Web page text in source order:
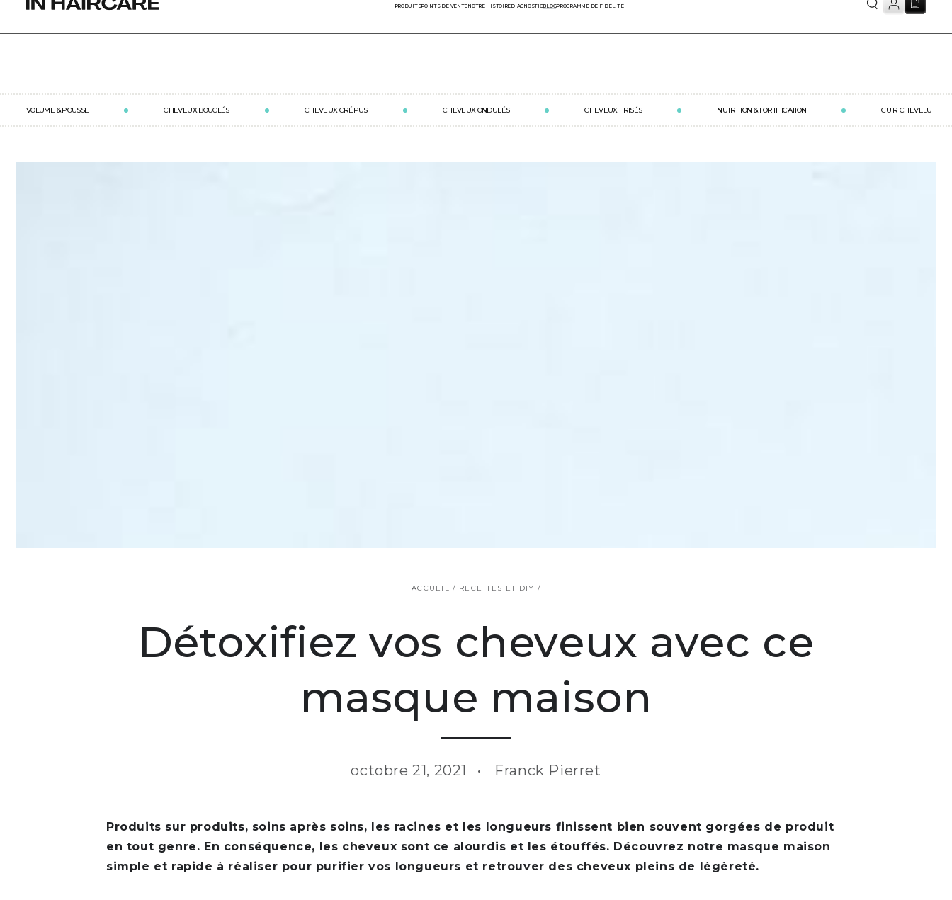
IGNORER LE
PRODUITSPOINTS DE VENTENOTRE HISTOIREDIAGNOSTICBLOGPROGRAMME DE FIDÉLITÉ
VOLUME & POUSSE CHEVEUX BOUCLÉS CHEVEUX CRÉPUS CHEVEUX ONDULÉS CHEVEUX FRISÉS NUTRITION & FORTIFICATION CUIR CHEVELU
ACCUEIL / RECETTES ET DIY /
Détoxifiez vos cheveux avec ce
masque maison
octobre 21, 2021 Franck Pierret
Produits sur produits, soins après soins, les racines et les longueurs finissent bien souvent gorgées de produit
en tout genre. En conséquence, les cheveux sont ce alourdis et les étouffés. Découvrez notre masque maison
simple et rapide à réaliser pour purifier vos longueurs et retrouver des cheveux pleins de légèreté.